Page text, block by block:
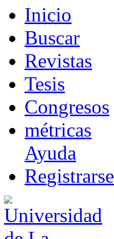
Inicio
Buscar
Revistas
Tesis
Congresos
métricas
Ayuda
Registrarse